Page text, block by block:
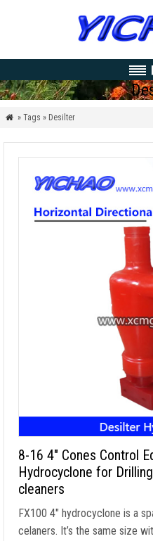
 » Tags » Desilter
8-16 4″ Cones Control
Hydrocyclone for
cleaners
FX100 4″ hydrocyclone is a
celaners. It’s the same size